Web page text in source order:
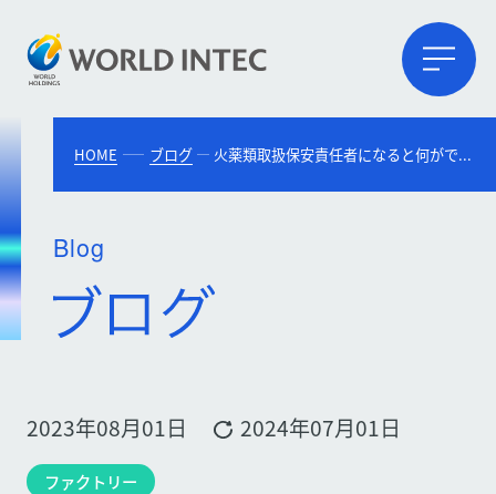
HOME ブログ 火薬類取扱保安責任者になると何ができる？資格の取得方法や勉強法も解説
Blog
2023年08月01日 2024年07月01日
ファクトリー